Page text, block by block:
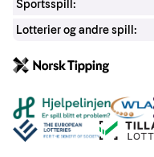
Sportsspill:
Lotterier og andre spill:
Andre lenker